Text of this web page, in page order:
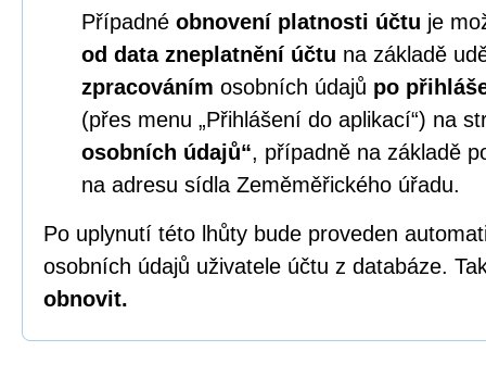
Případné obnovení platnosti účtu je
od data zneplatnění účtu na základě
zpracováním osobních údajů po
(přes menu „Přihlášení do aplikací“) na
osobních údajů“, případně na základě
na adresu sídla Zeměměřického úřadu.
Po uplynutí této lhůty bude proveden
osobních údajů uživatele účtu z databáze.
obnovit.